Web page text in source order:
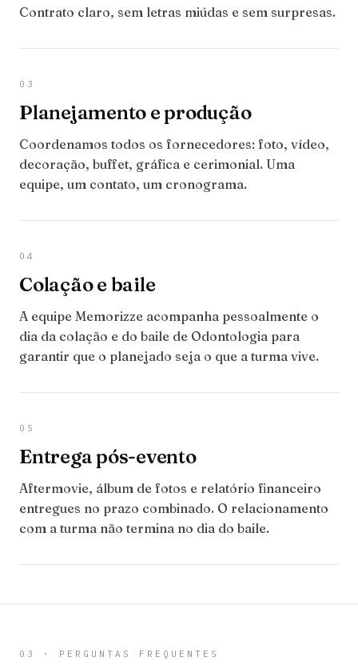
Contrato claro, sem letras miúdas e sem surpresas.
03
Planejamento e produção
Coordenamos todos os fornecedores: foto, vídeo,
decoração, buffet, gráfica e cerimonial. Uma
equipe, um contato, um cronograma.
04
Colação e baile
A equipe Memorizze acompanha pessoalmente o
dia da colação e do baile de Odontologia para
garantir que o planejado seja o que a turma vive.
05
Entrega pós-evento
Aftermovie, álbum de fotos e relatório financeiro
entregues no prazo combinado. O relacionamento
com a turma não termina no dia do baile.
03 · PERGUNTAS FREQUENTES